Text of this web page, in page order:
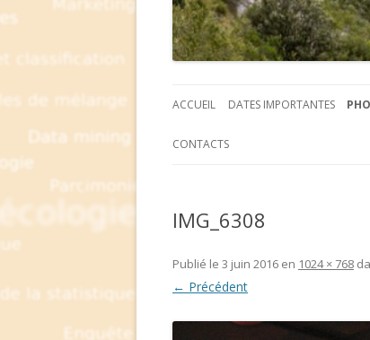
ACCUEIL DATES IMPORTANTES
CONTACTS
IMG_6308
Publié le 3 juin 2016 en 1024 × 768
← Précédent